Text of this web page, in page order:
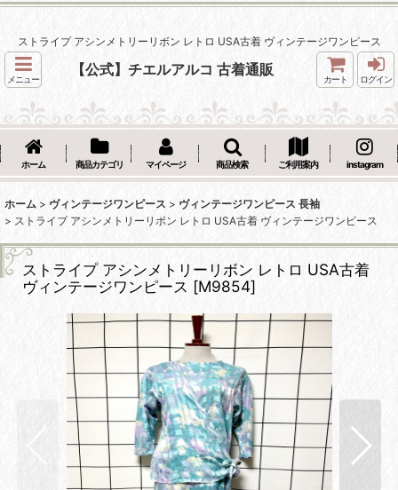
ストライプ アシンメトリーリボン レトロ USA古着 ヴィンテージワンピース
メニュー
【公式】チエルアルコ 古着通販
カート ログイン
ホーム 商品カテゴリ マイページ 商品検索 ご利用案内 instagram
ホーム > ヴィンテージワンピース > ヴィンテージワンピース 長袖
> ストライプ アシンメトリーリボン レトロ USA古着 ヴィンテージワンピース
ストライプ アシンメトリーリボン レトロ USA古着
ヴィンテージワンピース [M9854]